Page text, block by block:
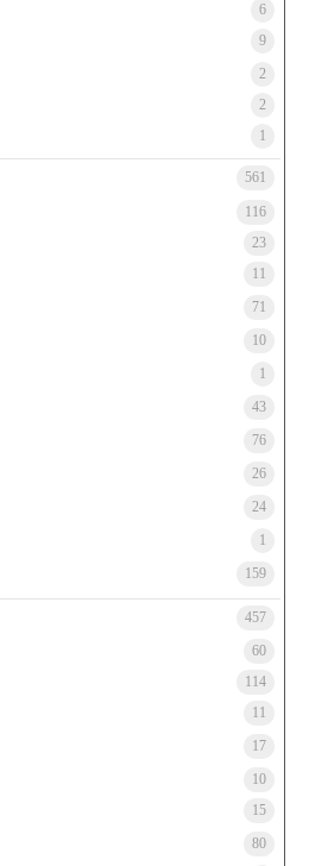
6
9
2
2
1
561
116
23
11
71
10
1
43
76
26
24
1
159
457
60
114
11
17
10
15
80